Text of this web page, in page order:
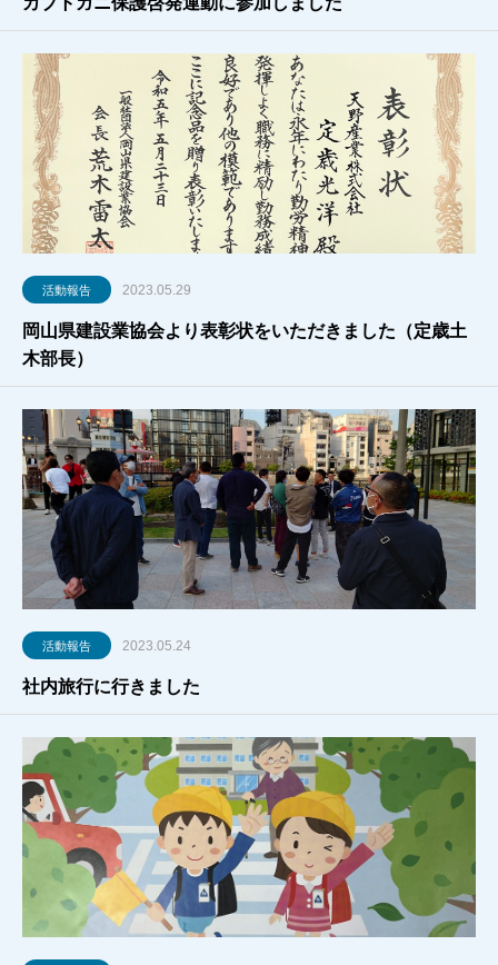
活動報告 2023.05.29
岡山県建設業協会より表彰状をいただきました（定歳土
木部長）
活動報告 2023.05.24
社内旅行に行きました